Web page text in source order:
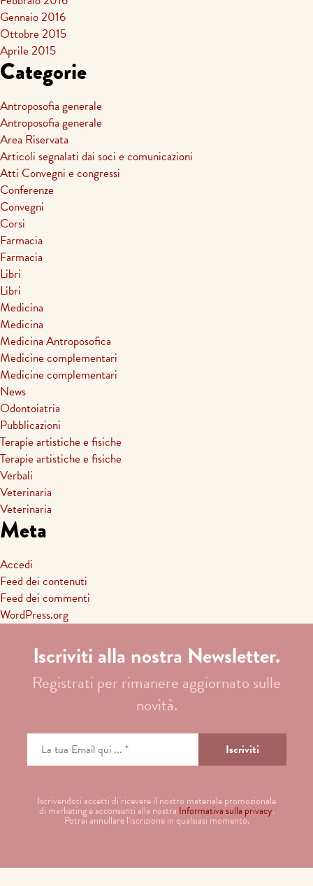
Gennaio 2016
Ottobre 2015
Aprile 2015
Categorie
Antroposofia generale
Antroposofia generale
Area Riservata
Articoli segnalati dai soci e comunicazioni
Atti Convegni e congressi
Conferenze
Convegni
Corsi
Farmacia
Farmacia
Libri
Libri
Medicina
Medicina
Medicina Antroposofica
Medicine complementari
Medicine complementari
News
Odontoiatria
Pubblicazioni
Terapie artistiche e fisiche
Terapie artistiche e fisiche
Verbali
Veterinaria
Veterinaria
Meta
Accedi
Feed dei contenuti
Feed dei commenti
WordPress.org
Iscriviti alla nostra Newsletter.
Registrati per rimanere aggiornato sulle
novità.
Iscrivendoti accetti di ricevere il nostro materiale promozionale
di marketing e acconsenti alla nostra Informativa sulla privacy.
Potrai annullare l'iscrizione in qualsiasi momento.